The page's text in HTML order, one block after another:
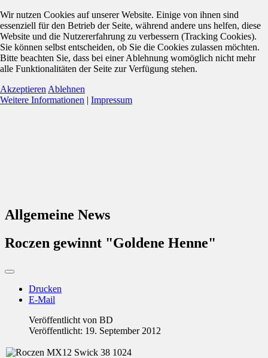
Allgemeine News
Roczen gewinnt "Goldene Henne"
Drucken
E-Mail
Veröffentlicht von BD
Veröffentlicht: 19. September 2012
Wir nutzen Cookies auf unserer Website. Einige von ihnen sind
essenziell für den Betrieb der Seite, während andere uns helfen, diese
Website und die Nutzererfahrung zu verbessern (Tracking Cookies).
Sie können selbst entscheiden, ob Sie die Cookies zulassen möchten.
Bitte beachten Sie, dass bei einer Ablehnung womöglich nicht mehr
alle Funktionalitäten der Seite zur Verfügung stehen.
Akzeptieren Ablehnen
Weitere Informationen | Impressum